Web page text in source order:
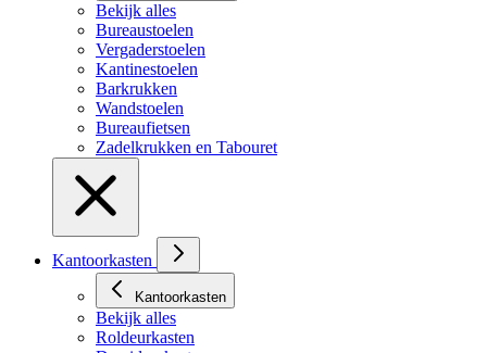
Bekijk alles
Bureaustoelen
Vergaderstoelen
Kantinestoelen
Barkrukken
Wandstoelen
Bureaufietsen
Zadelkrukken en Tabouret
Kantoorkasten
Kantoorkasten
Bekijk alles
Roldeurkasten